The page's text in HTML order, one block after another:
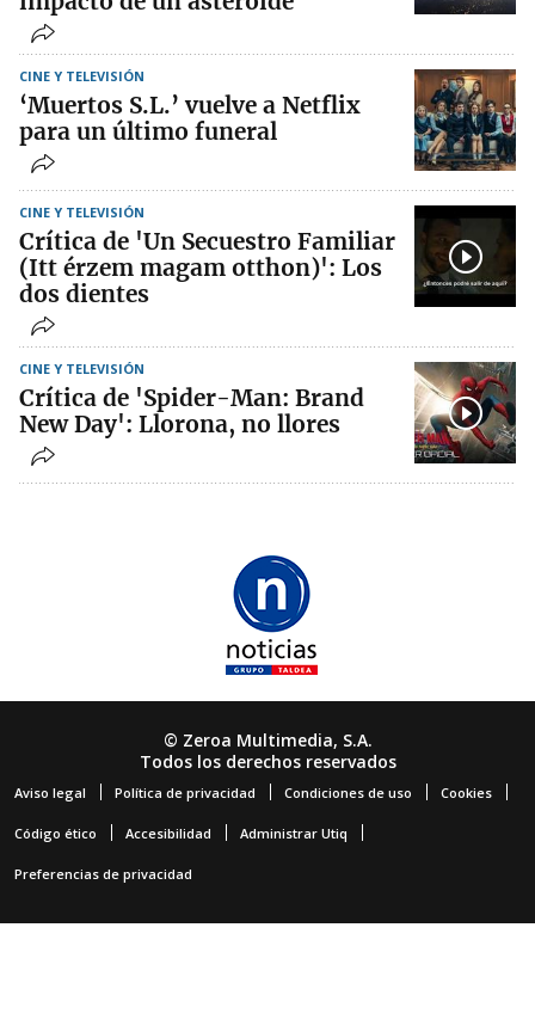
CINE Y TELEVISIÓN
‘Muertos S.L.’ vuelve a Netflix
para un último funeral
CINE Y TELEVISIÓN
Crítica de 'Un Secuestro Familiar
(Itt érzem magam otthon)': Los
dos dientes
CINE Y TELEVISIÓN
Crítica de 'Spider-Man: Brand
New Day': Llorona, no llores
© Zeroa Multimedia, S.A.
Todos los derechos reservados
Aviso legal Política de privacidad Condiciones de uso Cookies
Código ético Accesibilidad Administrar Utiq
Preferencias de privacidad